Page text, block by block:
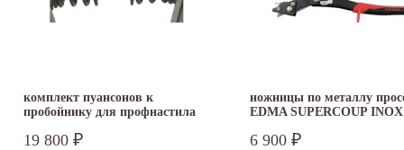
комплект пуансонов к
пробойнику для профнастила
19 800 ₽
ножницы по металлу
EDMA SUPERCOUP INOX
6 900 ₽